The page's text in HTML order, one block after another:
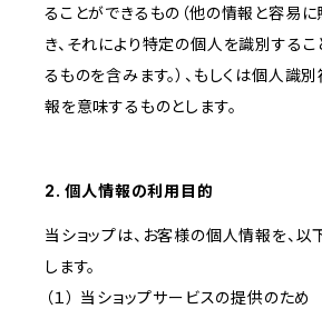
ることができるもの（他の情報と容易
き、それにより特定の個人を識別するこ
るものを含みます。）、もしくは個人識
報を意味するものとします。
2. 個人情報の利用目的
当ショップは、お客様の個人情報を、
します。
（１） 当ショップサービスの提供のため